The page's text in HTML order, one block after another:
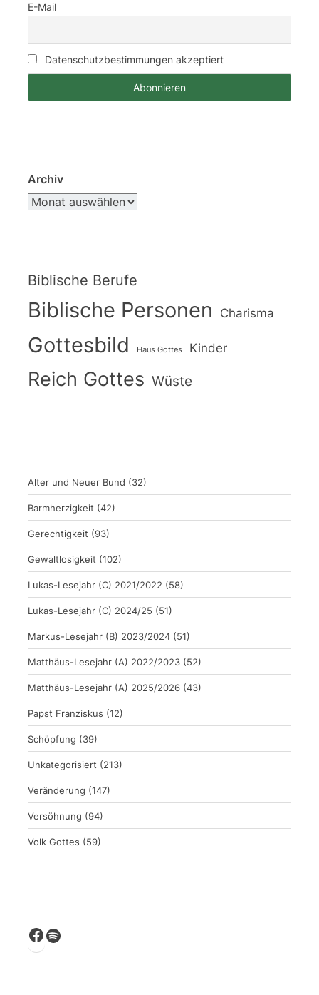
E-Mail
Datenschutzbestimmungen akzeptiert
Archiv
Biblische Berufe
Biblische Personen Charisma
Gottesbild Haus Gottes Kinder
Reich Gottes Wüste
Alter und Neuer Bund (32)
Barmherzigkeit (42)
Gerechtigkeit (93)
Gewaltlosigkeit (102)
Lukas-Lesejahr (C) 2021/2022 (58)
Lukas-Lesejahr (C) 2024/25 (51)
Markus-Lesejahr (B) 2023/2024 (51)
Matthäus-Lesejahr (A) 2022/2023 (52)
Matthäus-Lesejahr (A) 2025/2026 (43)
Papst Franziskus (12)
Schöpfung (39)
Unkategorisiert (213)
Veränderung (147)
Versöhnung (94)
Volk Gottes (59)
Facebook
Spotify